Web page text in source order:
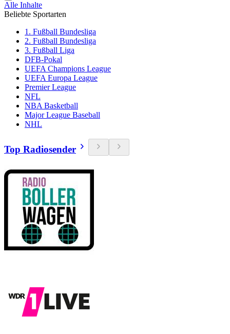
Alle Inhalte
Beliebte Sportarten
1. Fußball Bundesliga
2. Fußball Bundesliga
3. Fußball Liga
DFB-Pokal
UEFA Champions League
UEFA Europa League
Premier League
NFL
NBA Basketball
Major League Baseball
NHL
Top Radiosender